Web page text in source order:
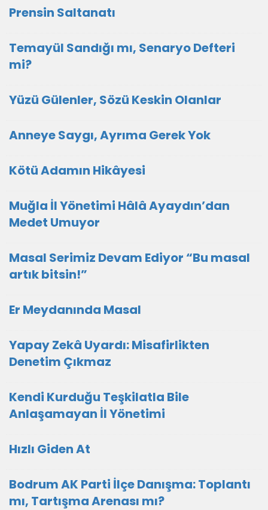
Prensin Saltanatı
Temayül Sandığı mı, Senaryo Defteri
mi?
Yüzü Gülenler, Sözü Keskin Olanlar
Anneye Saygı, Ayrıma Gerek Yok
Kötü Adamın Hikâyesi
Muğla İl Yönetimi Hâlâ Ayaydın’dan
Medet Umuyor
Masal Serimiz Devam Ediyor “Bu masal
artık bitsin!”
Er Meydanında Masal
Yapay Zekâ Uyardı: Misafirlikten
Denetim Çıkmaz
Kendi Kurduğu Teşkilatla Bile
Anlaşamayan İl Yönetimi
Hızlı Giden At
Bodrum AK Parti İlçe Danışma: Toplantı
mı, Tartışma Arenası mı?